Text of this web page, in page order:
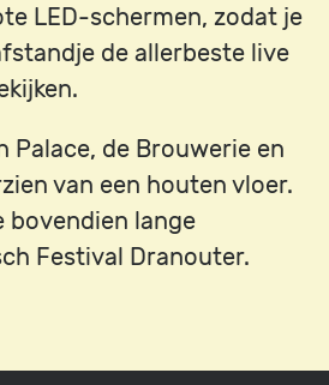
LED-schermen, zodat je
de allerbeste live
Palace, de Brouwerie en
van een houten vloer.
bovendien lange
Festival Dranouter.